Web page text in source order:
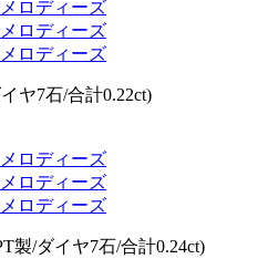
ヤ7石/合計0.22ct)
製/ダイヤ7石/合計0.24ct)